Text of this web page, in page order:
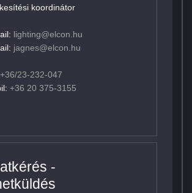
koordinátor
lighting@elcon.hu
jagnes@elcon.hu
+36/23-232-047
+36 20 375-3155
-